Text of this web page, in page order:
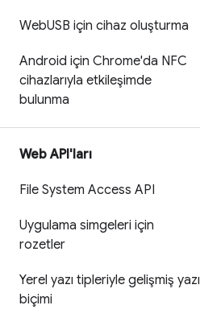
WebUSB için cihaz oluşturma
Android için Chrome'da NFC
cihazlarıyla etkileşimde
bulunma
Web API'ları
File System Access API
Uygulama simgeleri için
rozetler
Yerel yazı tipleriyle gelişmiş yazı
biçimi